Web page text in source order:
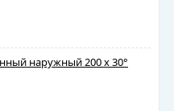
наружный 200 х 30°